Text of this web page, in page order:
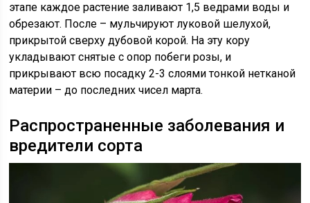
этапе каждое растение заливают 1,5 ведрами воды и
обрезают. После – мульчируют луковой шелухой,
прикрытой сверху дубовой корой. На эту кору
укладывают снятые с опор побеги розы, и
прикрывают всю посадку 2-3 слоями тонкой нетканой
материи – до последних чисел марта.
Распространенные заболевания и
вредители сорта